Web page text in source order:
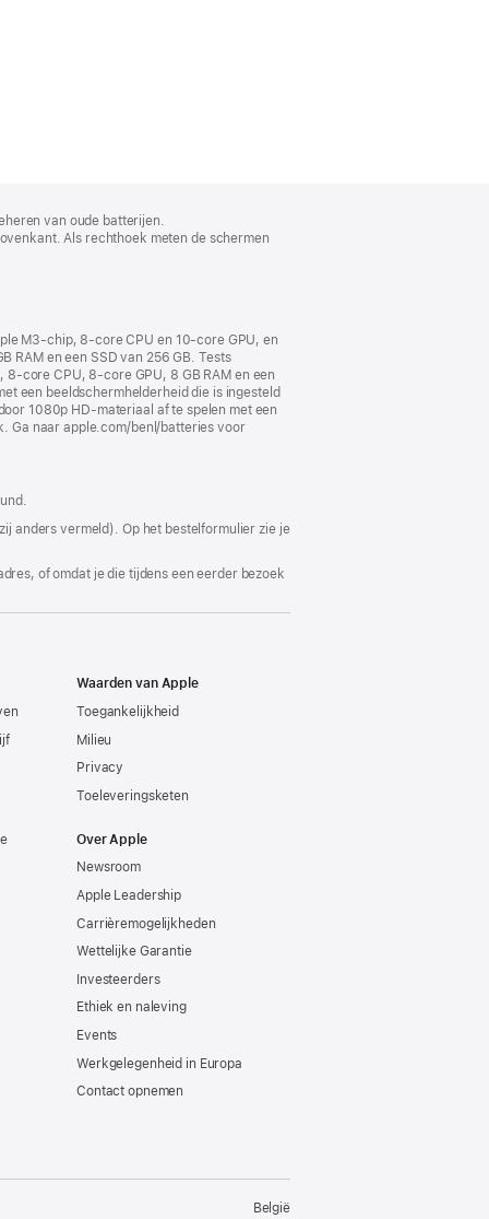
van oude batterijen.
Als rechthoek meten de schermen
M3‑chip, 8‑core CPU en 10‑core GPU, en
RAM en een SSD van 256 GB. Tests
CPU, 8‑core GPU, 8 GB RAM en een
een beeldscherm­helderheid die is ingesteld
1080p HD-materiaal af te spelen met een
Ga naar apple.com/benl/batteries voor
anders vermeld). Op het bestelformulier zie je
of omdat je die tijdens een eerder bezoek
Waarden van Apple
Toegankelijkheid
Milieu
Privacy
Toeleveringsketen
Over Apple
Newsroom
Apple Leadership
Carrièremogelijkheden
Wettelijke Garantie
Investeerders
Ethiek en naleving
Events
Werkgelegenheid in Europa
Contact opnemen
België